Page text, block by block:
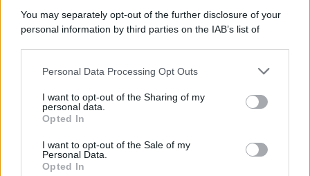
You may separately opt-out of the further disclosure of your
personal information by third parties on the IAB’s list of
This information may also be disclosed by us to third parties
disclose it to other third parties.
Please note that this website/app uses one or more Google
services and may gather and store information including but
not limited to your visit or usage behaviour. You may click to
grant or deny consent to Google and its third-party tags to
Personal Data Processing Opt Outs
I want to opt-out of the Sharing of my
personal data.
Opted In
I want to opt-out of the Sale of my
Personal Data.
Opted In